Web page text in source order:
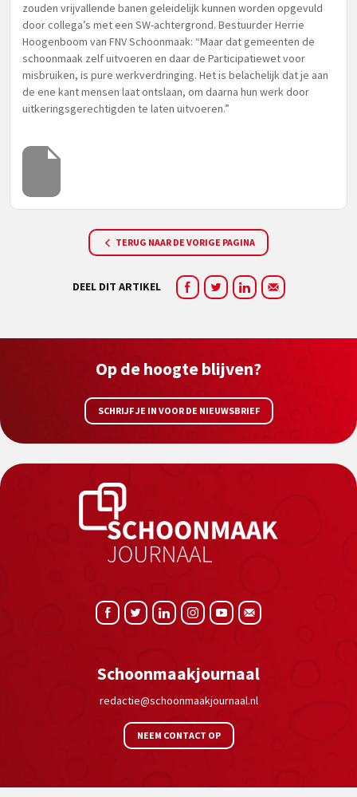
zouden vrijvallende banen geleidelijk kunnen worden opgevuld
door collega’s met een SW-achtergrond. Bestuurder Herrie
Hoogenboom van FNV Schoonmaak: “Maar dat gemeenten de
schoonmaak zelf uitvoeren en daar de Participatiewet voor
misbruiken, is pure werkverdringing. Het is belachelijk dat je aan
de ene kant mensen laat ontslaan, om daarna hun werk door
uitkeringsgerechtigden te laten uitvoeren.”
TERUG NAAR DE VORIGE PAGINA
DEEL DIT ARTIKEL
Op de hoogte blijven?
SCHRIJF JE IN VOOR DE NIEUWSBRIEF
Schoonmaakjournaal
redactie@schoonmaakjournaal.nl
NEEM CONTACT OP